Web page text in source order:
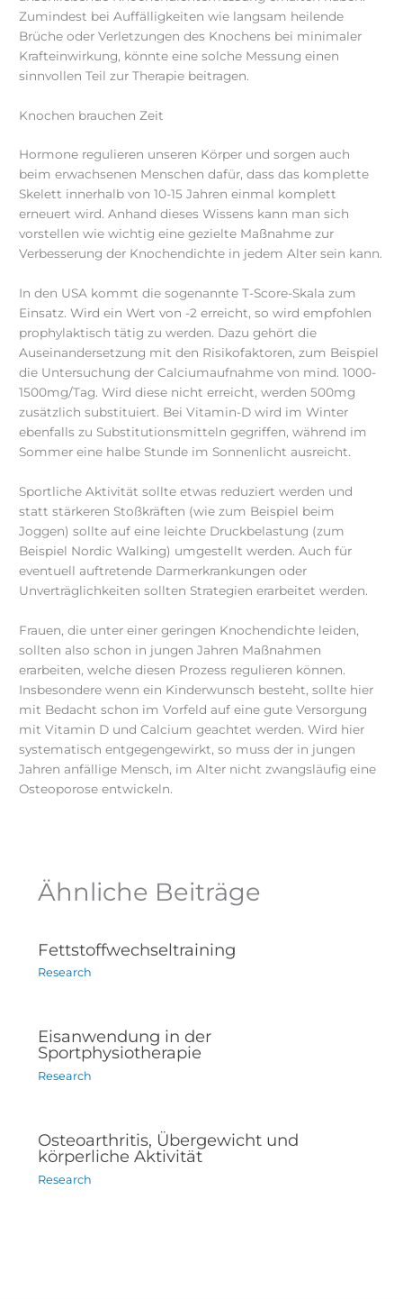
Zumindest bei Auffälligkeiten wie langsam heilende
Brüche oder Verletzungen des Knochens bei minimaler
Krafteinwirkung, könnte eine solche Messung einen
sinnvollen Teil zur Therapie beitragen.
Knochen brauchen Zeit
Hormone regulieren unseren Körper und sorgen auch
beim erwachsenen Menschen dafür, dass das komplette
Skelett innerhalb von 10-15 Jahren einmal komplett
erneuert wird. Anhand dieses Wissens kann man sich
vorstellen wie wichtig eine gezielte Maßnahme zur
Verbesserung der Knochendichte in jedem Alter sein kann.
In den USA kommt die sogenannte T-Score-Skala zum
Einsatz. Wird ein Wert von -2 erreicht, so wird empfohlen
prophylaktisch tätig zu werden. Dazu gehört die
Auseinandersetzung mit den Risikofaktoren, zum Beispiel
die Untersuchung der Calciumaufnahme von mind. 1000-
1500mg/Tag. Wird diese nicht erreicht, werden 500mg
zusätzlich substituiert. Bei Vitamin-D wird im Winter
ebenfalls zu Substitutionsmitteln gegriffen, während im
Sommer eine halbe Stunde im Sonnenlicht ausreicht.
Sportliche Aktivität sollte etwas reduziert werden und
statt stärkeren Stoßkräften (wie zum Beispiel beim
Joggen) sollte auf eine leichte Druckbelastung (zum
Beispiel Nordic Walking) umgestellt werden. Auch für
eventuell auftretende Darmerkrankungen oder
Unverträglichkeiten sollten Strategien erarbeitet werden.
Frauen, die unter einer geringen Knochendichte leiden,
sollten also schon in jungen Jahren Maßnahmen
erarbeiten, welche diesen Prozess regulieren können.
Insbesondere wenn ein Kinderwunsch besteht, sollte hier
mit Bedacht schon im Vorfeld auf eine gute Versorgung
mit Vitamin D und Calcium geachtet werden. Wird hier
systematisch entgegengewirkt, so muss der in jungen
Jahren anfällige Mensch, im Alter nicht zwangsläufig eine
Osteoporose entwickeln.
Ähnliche Beiträge
Fettstoffwechseltraining
Research
Eisanwendung in der
Sportphysiotherapie
Research
Osteoarthritis, Übergewicht und
körperliche Aktivität
Research